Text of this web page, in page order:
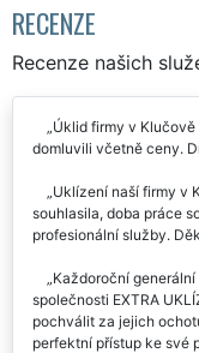
RECENZE
Recenze našich
Úklid firmy v Klučově
domluvili včetně ceny.
Uklízení naší firmy v
souhlasila, doba práce
profesionální služby.
Každoroční
společnosti EXTRA
pochválit za jejich
perfektní přístup ke své